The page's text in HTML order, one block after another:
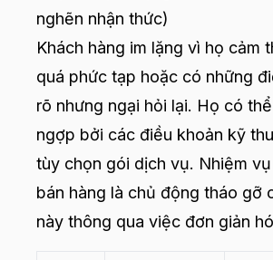
nghẽn nhận thức)
Khách hàng im lặng vì họ cảm
quá phức tạp hoặc có những
rõ nhưng ngại hỏi lại. Họ có
ngợp bởi các điều khoản kỹ
tùy chọn gói dịch vụ. Nhiệm
bán hàng là chủ động tháo gỡ
này thông qua việc đơn giản